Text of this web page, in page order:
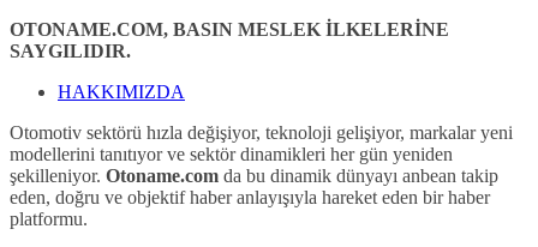
OTONAME.COM, BASIN MESLEK İLKELERİNE
SAYGILIDIR.
HAKKIMIZDA
Otomotiv sektörü hızla değişiyor, teknoloji gelişiyor, markalar yeni
modellerini tanıtıyor ve sektör dinamikleri her gün yeniden
şekilleniyor. Otoname.com da bu dinamik dünyayı anbean takip
eden, doğru ve objektif haber anlayışıyla hareket eden bir haber
platformu.